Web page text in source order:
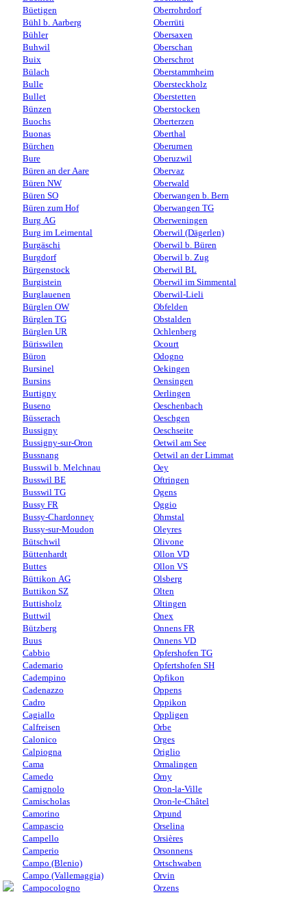
Büetigen
Bühl b. Aarberg
Bühler
Buhwil
Buix
Bülach
Bulle
Bullet
Bünzen
Buochs
Buonas
Bürchen
Bure
Büren an der Aare
Büren NW
Büren SO
Büren zum Hof
Burg AG
Burg im Leimental
Burgäschi
Burgdorf
Bürgenstock
Burgistein
Burglauenen
Bürglen OW
Bürglen TG
Bürglen UR
Büriswilen
Büron
Bursinel
Bursins
Burtigny
Buseno
Büsserach
Bussigny
Bussigny-sur-Oron
Bussnang
Busswil b. Melchnau
Busswil BE
Busswil TG
Bussy FR
Bussy-Chardonney
Bussy-sur-Moudon
Bütschwil
Büttenhardt
Buttes
Büttikon AG
Buttikon SZ
Buttisholz
Buttwil
Bützberg
Buus
Cabbio
Cademario
Cadempino
Cadenazzo
Cadro
Cagiallo
Calfreisen
Calonico
Calpiogna
Cama
Camedo
Camignolo
Camischolas
Camorino
Campascio
Campello
Camperio
Campo (Blenio)
Campo (Vallemaggia)
Campocologno
Oberrohrdorf
Oberrüti
Obersaxen
Oberschan
Oberschrot
Oberstammheim
Obersteckholz
Oberstetten
Oberstocken
Oberterzen
Oberthal
Oberurnen
Oberuzwil
Obervaz
Oberwald
Oberwangen b. Bern
Oberwangen TG
Oberweningen
Oberwil (Dägerlen)
Oberwil b. Büren
Oberwil b. Zug
Oberwil BL
Oberwil im Simmental
Oberwil-Lieli
Obfelden
Obstalden
Ochlenberg
Ocourt
Odogno
Oekingen
Oensingen
Oerlingen
Oeschenbach
Oeschgen
Oeschseite
Oetwil am See
Oetwil an der Limmat
Oey
Oftringen
Ogens
Oggio
Ohmstal
Oleyres
Olivone
Ollon VD
Ollon VS
Olsberg
Olten
Oltingen
Onex
Onnens FR
Onnens VD
Opfershofen TG
Opfertshofen SH
Opfikon
Oppens
Oppikon
Oppligen
Orbe
Orges
Origlio
Ormalingen
Orny
Oron-la-Ville
Oron-le-Châtel
Orpund
Orselina
Orsières
Orsonnens
Ortschwaben
Orvin
Orzens